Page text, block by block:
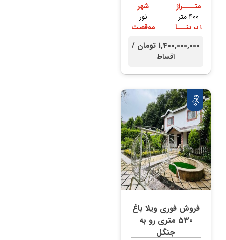
متــــراژ
۴۰۰ متر
شهر
نور
زیر بنـــا
موقعیت
1,400,000,000 تومان /
اقساط
ویژه
فروش فوری ویلا باغ
530 متری رو به
جنگل